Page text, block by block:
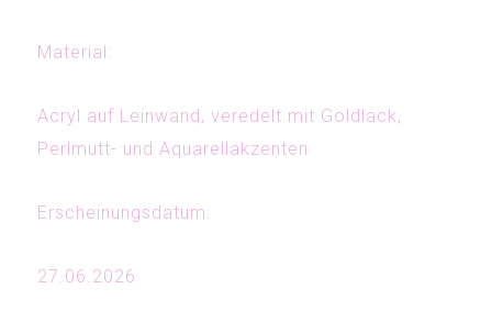
Material:
Acryl auf Leinwand, veredelt mit Goldlack,
Perlmutt- und Aquarellakzenten
Erscheinungsdatum:
27.06.2026